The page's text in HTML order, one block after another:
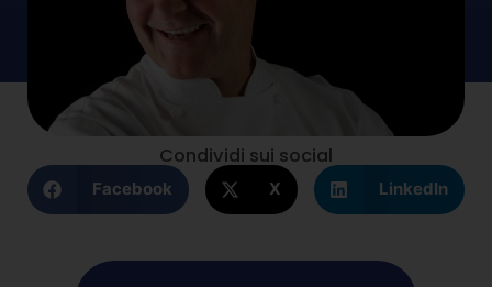
Condividi sui social
Facebook X LinkedIn